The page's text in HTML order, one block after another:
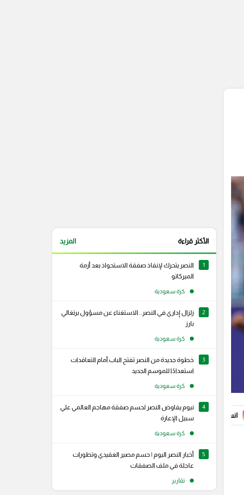
انستجرام سناب شات
الأكثر قراءة المزيد
1
النصر يتحرك لإنقاذ صفقة الاستحواذ بعد أزمة
الميركاتو
كرة سعودية
2
زلزال إداري في النصر.. الاستغناء عن مسؤول برتغالي
بارز
كرة سعودية
3
خطوة جديدة من النصر تفتح الباب أمام التعاقدات
استعدادًا للموسم الجديد
كرة سعودية
4
نيوم يفاوض النصر لحسم صفقة مهاجم العالمي علي
سبيل الإعارة
كرة سعودية
5
أخبار النصر اليوم | حسم مصير العقيدي وتطورات
عاجلة في ملف الصفقات
تقارير